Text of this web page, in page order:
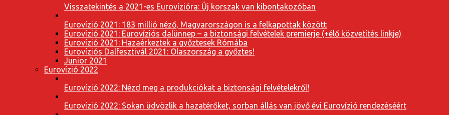
Visszatekintés a 2021-es Eurovízióra: Új korszak van kibontakozóban
Eurovízió 2021: 183 millió néző, Magyarországon is a felkapottak között
Eurovízió 2021: Eurovíziós dalünnep – a biztonsági felvételek premierje (+élő közvetítés linkje)
Eurovízió 2021: Hazaérkeztek a győztesek Rómába
Eurovíziós Dalfesztivál 2021: Olaszország a győztes!
Junior 2021
Eurovízió 2022
Eurovízió 2022: Nézd meg a produkciókat a biztonsági felvételekről!
Eurovízió 2022: Sokan üdvözlik a hazatérőket, sorban állás van jövő évi Eurovízió rendezéséért